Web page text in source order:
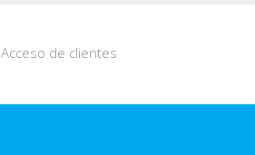
Acceso de clientes